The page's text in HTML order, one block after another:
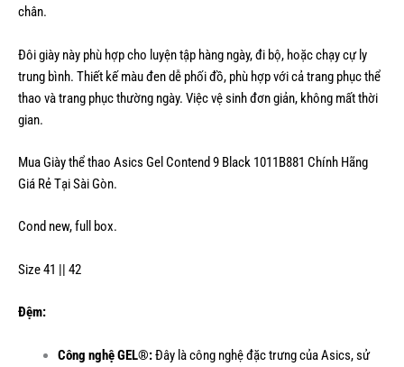
chân.
Đôi giày này phù hợp cho luyện tập hàng ngày, đi bộ, hoặc chạy cự ly
trung bình. Thiết kế màu đen dễ phối đồ, phù hợp với cả trang phục thể
thao và trang phục thường ngày. Việc vệ sinh đơn giản, không mất thời
gian.
Mua Giày thể thao Asics Gel Contend 9 Black 1011B881 Chính Hãng
Giá Rẻ Tại Sài Gòn.
Cond new, full box.
Size 41 || 42
Đệm:
Công nghệ GEL®:Đây là công nghệ đặc trưng của Asics, sử